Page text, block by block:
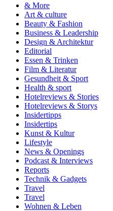
& More
Art & culture
Beauty & Fashion
Business & Leadership
Design & Architektur
Editorial
Essen & Trinken
Film & Literatur
Gesundheit & Sport
Health & sport
Hotelreviews & Stories
Hotelreviews & Storys
Insidertipps
Insidertips
Kunst & Kultur
Lifestyle
News & Openings
Podcast & Interviews
Reports
Technik & Gadgets
Travel
Travel
Wohnen & Leben